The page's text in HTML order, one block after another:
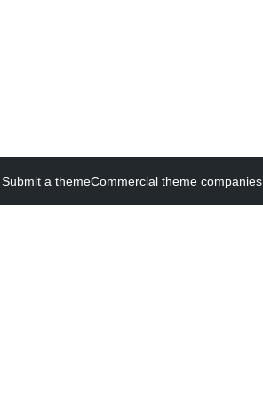
Submit a themeCommercial theme companies